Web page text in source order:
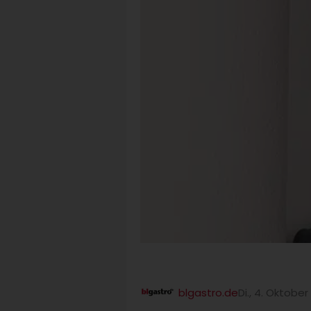
blgastro.deDi., 4. Oktober